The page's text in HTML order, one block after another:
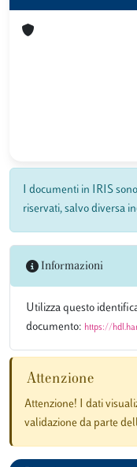
I documenti in IRIS
riservati, salvo diversa
Informazioni
Utilizza questo
documento: https://
Attenzione
Attenzione! I dati
validazione da parte